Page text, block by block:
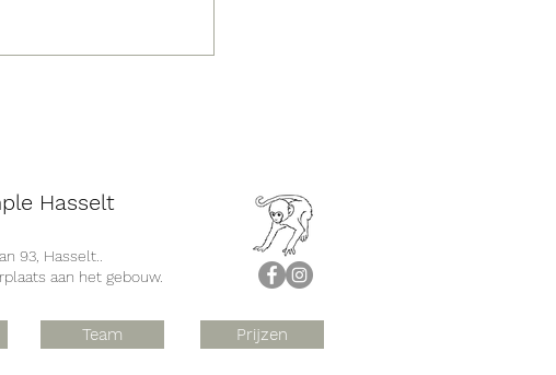
Hasselt
93, Hasselt..
aan het gebouw.
Team Prijzen